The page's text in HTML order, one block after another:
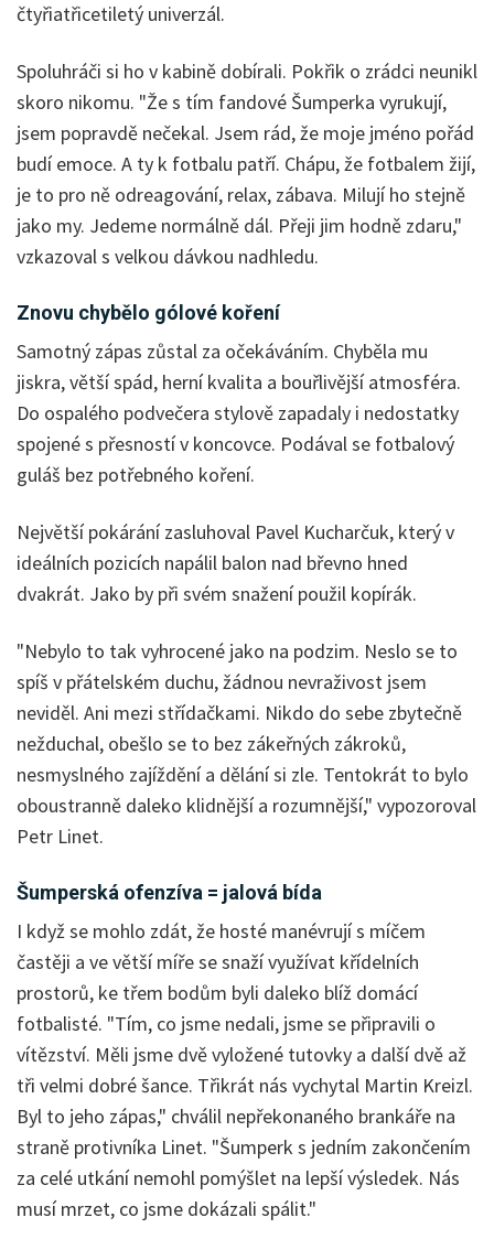
čtyřiatřicetiletý univerzál.
Spoluhráči si ho v kabině dobírali. Pokřik o zrádci neunikl
skoro nikomu. "Že s tím fandové Šumperka vyrukují,
jsem popravdě nečekal. Jsem rád, že moje jméno pořád
budí emoce. A ty k fotbalu patří. Chápu, že fotbalem žijí,
je to pro ně odreagování, relax, zábava. Milují ho stejně
jako my. Jedeme normálně dál. Přeji jim hodně zdaru,"
vzkazoval s velkou dávkou nadhledu.
Znovu chybělo gólové koření
Samotný zápas zůstal za očekáváním. Chyběla mu
jiskra, větší spád, herní kvalita a bouřlivější atmosféra.
Do ospalého podvečera stylově zapadaly i nedostatky
spojené s přesností v koncovce. Podával se fotbalový
guláš bez potřebného koření.
Největší pokárání zasluhoval Pavel Kucharčuk, který v
ideálních pozicích napálil balon nad břevno hned
dvakrát. Jako by při svém snažení použil kopírák.
"Nebylo to tak vyhrocené jako na podzim. Neslo se to
spíš v přátelském duchu, žádnou nevraživost jsem
neviděl. Ani mezi střídačkami. Nikdo do sebe zbytečně
nežduchal, obešlo se to bez zákeřných zákroků,
nesmyslného zajíždění a dělání si zle. Tentokrát to bylo
oboustranně daleko klidnější a rozumnější," vypozoroval
Petr Linet.
Šumperská ofenzíva = jalová bída
I když se mohlo zdát, že hosté manévrují s míčem
častěji a ve větší míře se snaží využívat křídelních
prostorů, ke třem bodům byli daleko blíž domácí
fotbalisté. "Tím, co jsme nedali, jsme se připravili o
vítězství. Měli jsme dvě vyložené tutovky a další dvě až
tři velmi dobré šance. Třikrát nás vychytal Martin Kreizl.
Byl to jeho zápas," chválil nepřekonaného brankáře na
straně protivníka Linet. "Šumperk s jedním zakončením
za celé utkání nemohl pomýšlet na lepší výsledek. Nás
musí mrzet, co jsme dokázali spálit."